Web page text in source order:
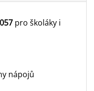
pro školáky i
nápojů